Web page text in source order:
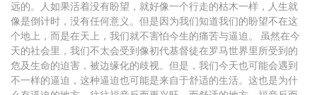
远的。人如果活着没有盼望，就好像一个行走的枯木一样，人生就
像是倒计时，没有任何意义。但是因为我们知道我们的盼望不在这
个地上，而是在天上，我们就不害怕今生的痛苦与逼迫。 虽然在今
天的社会里，我们不太会受到像初代基督徒在罗马世界里所受到的
危及生命的迫害，被边缘化的歧视。但是，我们今天也可能会遇到
不一样的逼迫，这种逼迫也可能是来自于舒适的生活。这也是为什